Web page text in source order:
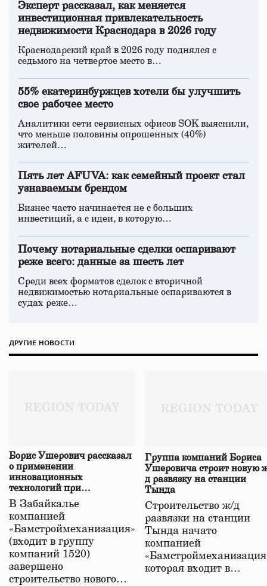
Эксперт рассказал, как меняется
инвестиционная привлекательность
недвижимости Краснодара в 2026 году
Краснодарский край в 2026 году поднялся с
седьмого на четвертое место в…
55% екатеринбуржцев хотели бы улучшить
свое рабочее место
Аналитики сети сервисных офисов SOK выяснили,
что меньше половины опрошенных (40%)
жителей…
Пять лет AFUVA: как семейный проект стал
узнаваемым брендом
Бизнес часто начинается не с больших
инвестиций, а с идеи, в которую…
Почему нотариальные сделки оспаривают
реже всего: данные за шесть лет
Среди всех форматов сделок с вторичной
недвижимостью нотариальные оспариваются в
судах реже…
ДРУГИЕ НОВОСТИ
Борис Ушерович рассказал
о применении
инновационных
технологий при
строительстве нового моста
в Забайкалье
В Забайкалье
компанией
«Бамстроймеханизация»
(входит в группу
компаний 1520)
завершено
строительство нового…
Группа компаний Бориса
Ушеровича строит новую
д развязку на станции
Тында
Строительство ж/д
развязки на станции
Тында начато
компанией
которая входит в…